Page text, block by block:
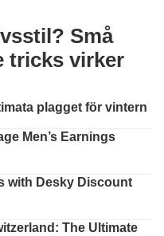
Små
tricks virker
plagget för vintern
Men’s Earnings
with Desky Discount
The Ultimate